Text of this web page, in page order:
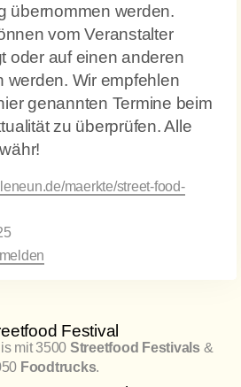
übernommen werden.
vom Veranstalter
oder auf einen anderen
werden. Wir empfehlen
genannten Termine beim
zu überprüfen. Alle
maerkte/street-food-
mit 3500 Streetfood Festivals&
Foodtrucks.